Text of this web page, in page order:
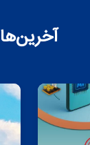
آخرین‌ها